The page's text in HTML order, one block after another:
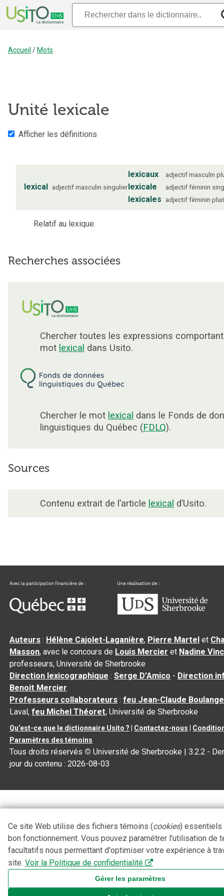
Accueil / Mots
Unité lexicale
Afficher les définitions
lexical adjectif masculin singulier
lexicaux adjectif masculin
lexicale adjectif féminin
lexicales adjectif féminin
Relatif au lexique.
Recherches associées
Chercher toutes les expressions
mot lexical dans Usito.
Chercher le mot lexical dans le Fonds de
linguistiques du Québec (FDLQ).
Sources
Contenu extrait de l’article lexical d’Usito.
Auteurs : Hélène Cajolet-Laganière, Pierre Martel et
Masson, avec le concours de Louis Mercier et Nadine
professeurs, Université de Sherbrooke
Direction lexicographique :Serge D’Amico - Direction
Benoit Mercier
Professeurs collaborateurs :feu Jean-Claude
Laval,feu Michel Théoret, Université de Sherbrooke
Qu’est-ce que le dictionnaire Usito ? Contactez-nous
Paramètres des témoins
Tous droits réservés © Université de Sherbrooke |3.2.2 -
jour du contenu :2026-08-03
Ce site Web utilise des fichiers témoins (cookies) essentiels
bon fonctionnement. Vous pouvez paramétrer l'utilisation de
facultatifs nous permettant d'optimiser votre expérience à
site. Voir la Politique de confidentialité
Gérer les paramètres